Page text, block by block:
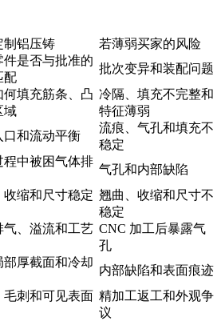
制铝压铸
若薄弱买家的风险
件是否与批准的
配
批次变异和装配问题
何填充筋条、凸
域
冷隔、填充不完整和
特征薄弱
口和流动平衡
流痕、气孔和填充不
稳定
程中被困气体排
气孔和内部缺陷
收缩和尺寸稳定 翘曲、收缩和尺寸不
稳定
气、溢流和工艺 CNC 加工后暴露气
孔
部厚截面和冷却
内部缺陷和表面痕迹
毛刺和可见表面 精加工返工和外观争
议